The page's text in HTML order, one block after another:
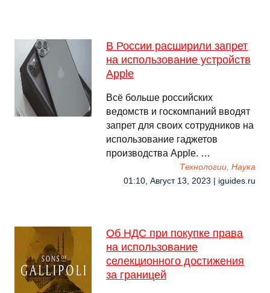
В России расширили запрет
на использование устройств
Apple
Всё больше российских
ведомств и госкомпаний вводят
запрет для своих сотрудников на
использование гаджетов
производства Apple. …
Технологии, Наука
01:10, Август 13, 2023 | iguides.ru
Об НДС при покупке права
на использование
селекционного достижения
за границей